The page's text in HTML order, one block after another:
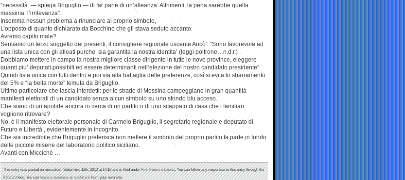
“necessità — spiega Briguglio — di far parte di un’alleanza. Altrimenti, la pena sarebbe quella
massima: l’irrilevanza”.
Insomma nessun problema a rinunciare al proprio simbolo,
L’opposto di quanto dichiarato da Bocchino che gli stava seduto accanto.
Avremo capito male?
Sentiamo un terzo soggetto dei presenti, il consigliere regionale uscente Aricò’: “Sono favorevole ad
una lista unica con gli alleati purche’ sia garantita la nostra identita’ (leggi poltrone…n.d.r.) .
Dobbiamo mettere in campo la nostra migliore classe dirigente in tutte le nove province, eleggere
quanti piu’ deputati possibili ed essere determinanti nell’elezione del nostro candidato presidente”.
Quindi lista unica con tutti dentro e poi via alla battaglia delle preferenze, così si evita lo sbarramento
del 5% e “la bella morte” temuta da Briguglio.
Ultimo particolare che lascia interdetti: per le strade di Messina campeggiano in gran quantità
manifesti elettorali di un candidato senza alcun simbolo su uno sfondo blu acceso.
Che siano di un apolide ancora in cerca di un partito o di uno scappato di casa che i familiari
vogliono ritrovare?
No, è il manifesto elettorale personale di Carmelo Briguglio, il segretario regionale e deputato di
Futuro e Libertà , evidentemente in incognito.
Che sia incredibile che Briguglio preferisca non mettere il simbolo del proprio partito fa parte in fondo
delle piccole miserie del laboratorio politico siciliano.
Avanti con Miccichè …
This entry was posted on mercoledì, Settembre 12th, 2012 at 14:16 and is filed underFini,Futuro e Libertà. You can follow any responses to this entry through the
RSS 2.0feed. You canleave a response, ortrackbackfrom your own site.